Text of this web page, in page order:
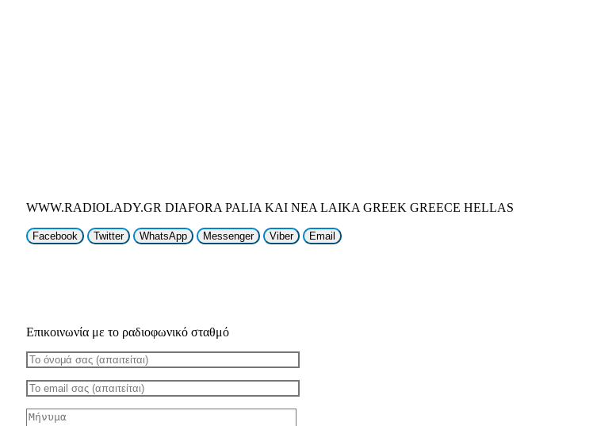
WWW.RADIOLADY.GR DIAFORA PALIA KAI NEA LAIKA GREEK GREECE HELLAS
Facebook Twitter WhatsApp Messenger Viber Email
Επικοινωνία με το ραδιοφωνικό σταθμό